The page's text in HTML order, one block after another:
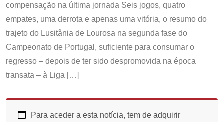
compensação na última jornada Seis jogos, quatro
empates, uma derrota e apenas uma vitória, o resumo do
trajeto do Lusitânia de Lourosa na segunda fase do
Campeonato de Portugal, suficiente para consumar o
regresso – depois de ter sido despromovida na época
transata – à Liga […]
Para aceder a esta notícia, tem de adquirir